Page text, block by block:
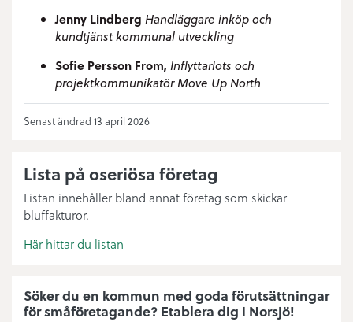
Jenny Lindberg Handläggare inköp och
kundtjänst kommunal utveckling
Sofie Persson From, Inflyttarlots och
projektkommunikatör Move Up North
Senast ändrad 13 april 2026
Lista på oseriösa företag
Listan innehåller bland annat företag som skickar
bluffakturor.
Här hittar du listan
Söker du en kommun med goda förutsättningar
för småföretagande? Etablera dig i Norsjö!